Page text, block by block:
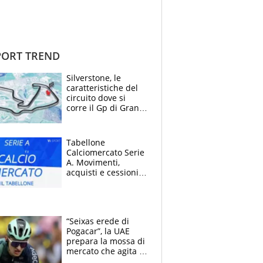
TREND
Silverstone, le
caratteristiche del
circuito dove si
corre il Gp di Gran
Tabellone
Calciomercato Serie
A. Movimenti,
acquisti e cessioni:
“Seixas erede di
Pogacar”, la UAE
prepara la mossa di
mercato che agita la